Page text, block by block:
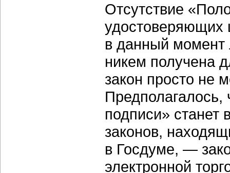
Отсутствие
удостоверяющих
в данный момент
никем получена
закон просто не
Предполагалось,
подписи» станет
законов,
в Госдуме, —
электронной